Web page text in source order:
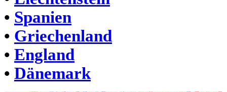
• Spanien
• Griechenland
• England
• Dänemark